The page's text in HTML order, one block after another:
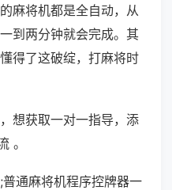
麻将机都是全自动，从
到两分钟就会完成。其
得了这破绽，打麻将时
想获取一对一指导，添
。
通麻将机程序控牌器一